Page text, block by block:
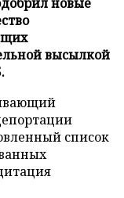
высылкой
список